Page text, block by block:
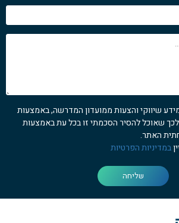
שיווקי והצעות ממועדון המדרשה, באמצעות
שאוכל להסיר הסכמתי זו בכל עת באמצעות
האתר.
במדיניות הפרטיות
שליחה